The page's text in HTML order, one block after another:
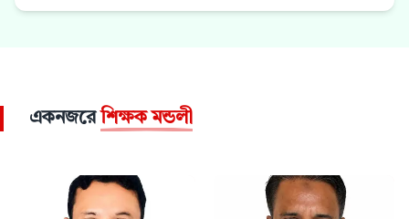
একনজরে শিক্ষক মন্ডলী